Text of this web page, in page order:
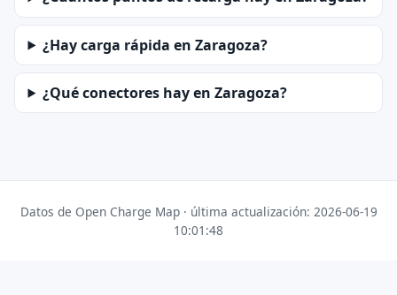
¿Hay carga rápida en Zaragoza?
¿Qué conectores hay en Zaragoza?
Datos de Open Charge Map · última actualización: 2026-06-19
10:01:48